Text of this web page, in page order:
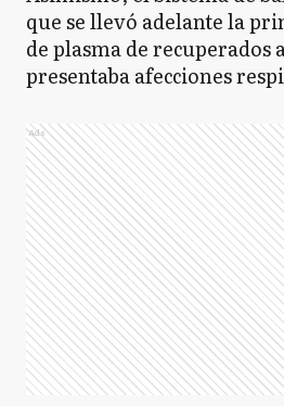
que se llevó adelante la
de plasma de recuperados
presentaba afecciones
Ads